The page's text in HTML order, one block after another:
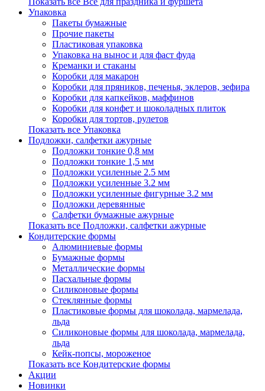
Упаковка
Пакеты бумажные
Прочие пакеты
Пластиковая упаковка
Упаковка на вынос и для фаст фуда
Креманки и стаканы
Коробки для макарон
Коробки для пряников, печенья, эклеров, зефира
Коробки для капкейков, маффинов
Коробки для конфет и шоколадных плиток
Коробки для тортов, рулетов
Показать все Упаковка
Подложки, салфетки ажурные
Подложки тонкие 0,8 мм
Подложки тонкие 1,5 мм
Подложки усиленные 2.5 мм
Подложки усиленные 3.2 мм
Подложки усиленные фигурные 3.2 мм
Подложки деревянные
Салфетки бумажные ажурные
Показать все Подложки, салфетки ажурные
Кондитерские формы
Алюминиевые формы
Бумажные формы
Металлические формы
Пасхальные формы
Силиконовые формы
Стеклянные формы
Пластиковые формы для шоколада, мармелада,
льда
Силиконовые формы для шоколада, мармелада,
льда
Кейк-попсы, мороженое
Показать все Кондитерские формы
Акции
Новинки